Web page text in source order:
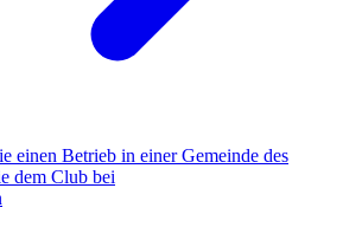
einen Betrieb in einer Gemeinde des
dem Club bei